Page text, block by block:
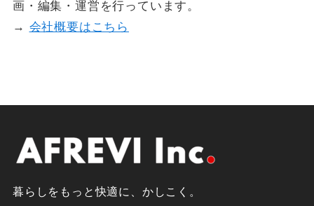
画・編集・運営を行っています。
→ 会社概要はこちら
暮らしをもっと快適に、かしこく。